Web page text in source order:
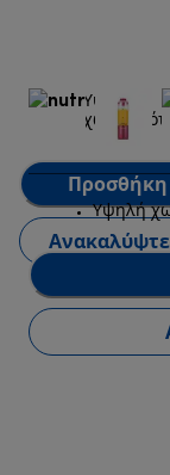
Υψηλή
Προσθήκη
Υψηλή